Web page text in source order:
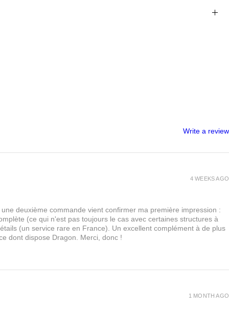
Dragon Age, Castles and Crusades, Hackmaster,
nécessiter un assemblage
et de monstres pour les rôlistes fantastiques, les peintres de
Write a review
deuxième commande vient confirmer ma première impression :
(ce qui n'est pas toujours le cas avec certaines structures à
(un service rare en France). Un excellent complément à de plus
dont dispose Dragon. Merci, donc !
4 WEEKS AGO
1 MONTH AGO